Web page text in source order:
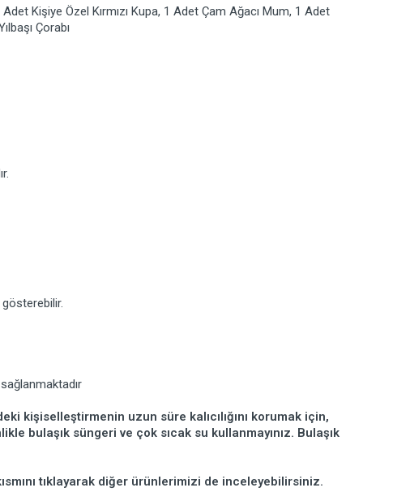
Kişiye Özel Kırmızı Kupa, 1 Adet Çam Ağacı Mum, 1 Adet
Çorabı
kişiselleştirmenin uzun süre kalıcılığını korumak için,
bulaşık süngeri ve çok sıcak su kullanmayınız. Bulaşık
tıklayarak diğer ürünlerimizi de inceleyebilirsiniz.